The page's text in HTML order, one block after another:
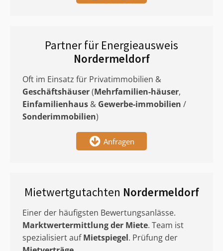
Partner für Energieausweis
Nordermeldorf
Oft im Einsatz für Privatimmobilien &
Geschäftshäuser(Mehrfamilien-häuser,
Einfamilienhaus & Gewerbe-immobilien /
Sonderimmobilien)
Anfragen
Mietwertgutachten Nordermeldorf
Einer der häufigsten Bewertungsanlässe.
Marktwertermittlungder Miete. Team ist
spezialisiert aufMietspiegel. Prüfung der